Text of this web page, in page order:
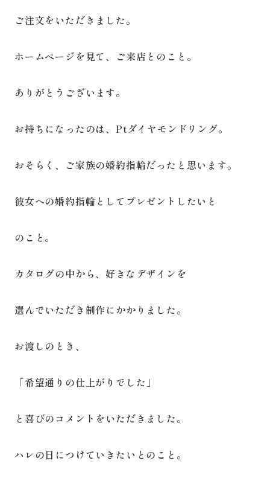
ご注文をいただきました。
ホームページを見て、ご来店とのこと。
ありがとうございます。
お持ちになったのは、Ptダイヤモンドリング。
おそらく、ご家族の婚約指輪だったと思います。
彼女への婚約指輪としてプレゼントしたいと
のこと。
カタログの中から、好きなデザインを
選んでいただき制作にかかりました。
お渡しのとき、
「希望通りの仕上がりでした」
と喜びのコメントをいただきました。
ハレの日につけていきたいとのこと。